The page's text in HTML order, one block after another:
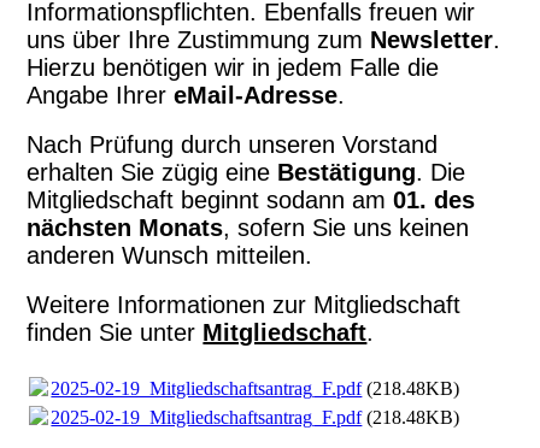
Informationspflichten. Ebenfalls freuen wir
uns über Ihre Zustimmung zum Newsletter.
Hierzu benötigen wir in jedem Falle die
Angabe IhrereMail-Adresse.
Nach Prüfung durch unseren Vorstand
erhalten Sie zügig eine Bestätigung. Die
Mitgliedschaft beginnt sodann am01. des
nächsten Monats, sofern Sie uns keinen
anderen Wunsch mitteilen.
Weitere Informationen zur Mitgliedschaft
finden Sie unter Mitgliedschaft.
2025-02-19_Mitgliedschaftsantrag_F.pdf(218.48KB)
2025-02-19_Mitgliedschaftsantrag_F.pdf(218.48KB)